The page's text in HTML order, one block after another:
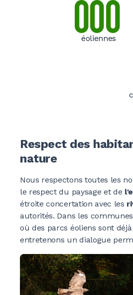
0
0
0
0
0
0
0
0
0
0
éoliennes
Respect des
nature
Nous respectons toutes les
le respect du paysage et de
étroite concertation avec les
autorités. Dans les
où des parcs éoliens sont
entretenons un dialogue